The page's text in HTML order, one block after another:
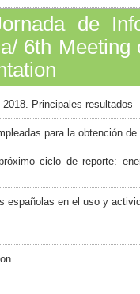
de
6th
Principales resultados
para la obtención
ciclo de reporte:
españolas en el uso y